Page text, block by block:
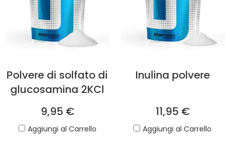
Polvere di solfato di
glucosamina 2KCl
9,95 €
Aggiungi al Carrello
Inulina polvere
11,95 €
Aggiungi al Carrello